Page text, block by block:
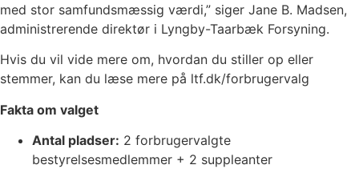
med stor samfundsmæssig værdi,” siger Jane B. Madsen,
administrerende direktør i Lyngby-Taarbæk Forsyning.
Hvis du vil vide mere om, hvordan du stiller op eller
stemmer, kan du læse mere på ltf.dk/forbrugervalg
Fakta om valget
Antal pladser: 2 forbrugervalgte
bestyrelsesmedlemmer + 2 suppleanter